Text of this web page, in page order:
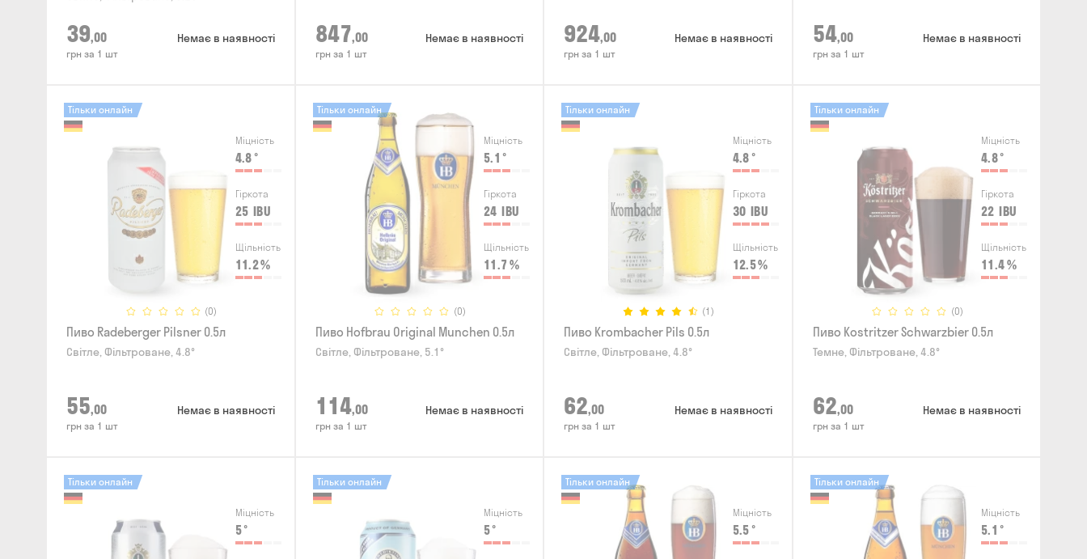
39,00
грн за 1 шт
Немає в наявності 847,00
грн за 1 шт
Немає в наявності 924,00
грн за 1 шт
Немає в наявності 54,00
грн за 1 шт
Немає в наявності
Міцність
4.8 °
Гіркота
25 IBU
Щільність
11.2%
(0)
Тільки онлайн
Пиво Radeberger Pilsner 0.5л
Світле, Фільтроване, 4.8°
55,00
грн за 1 шт
Немає в наявності
Міцність
5.1 °
Гіркота
24 IBU
Щільність
11.7 %
(0)
Тільки онлайн
Пиво Hofbrau Original Munchen 0.5л
Світле, Фільтроване, 5.1°
114,00
грн за 1 шт
Немає в наявності
Міцність
4.8 °
Гіркота
30 IBU
Щільність
12.5%
(1)
Тільки онлайн
Пиво Krombacher Pils 0.5л
Світле, Фільтроване, 4.8°
62,00
грн за 1 шт
Немає в наявності
Міцність
4.8°
Гіркота
22 IBU
Щільність
11.4%
(0)
Тільки онлайн
Пиво Kostritzer Schwarzbier 0.5л
Темне, Фільтроване, 4.8°
62,00
грн за 1 шт
Немає в наявності
Міцність
5°
Тільки онлайн
Міцність
5°
Тільки онлайн
Міцність
5.5 °
Тільки онлайн
Міцність
5.1 °
Тільки онлайн